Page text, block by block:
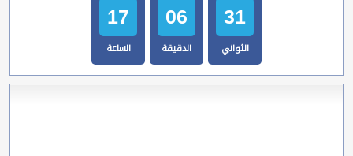
17
الساعة
06
الدقيقة
32
الثواني